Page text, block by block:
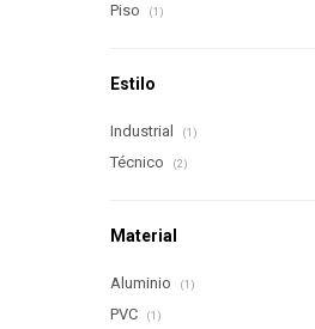
Piso (1)
Estilo
Industrial (1)
Técnico (2)
Material
Aluminio (1)
PVC (1)